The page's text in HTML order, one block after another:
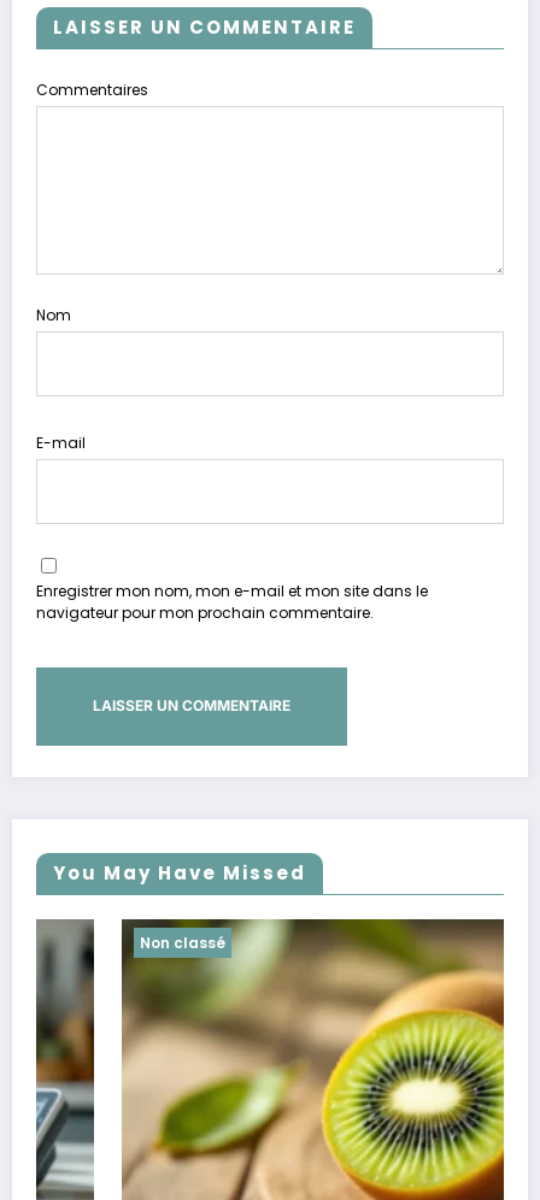
LAISSER UN COMMENTAIRE
Commentaires
Nom
E-mail
Enregistrer mon nom, mon e-mail et mon site dans le
navigateur pour mon prochain commentaire.
You May Have Missed
Non classé